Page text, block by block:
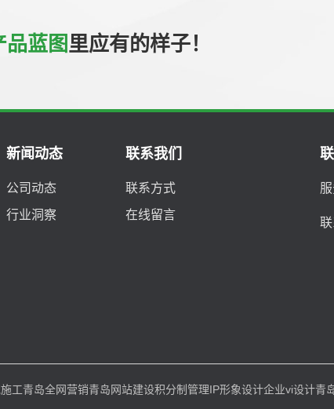
品蓝图 里应有的样子！
新闻动态
公司动态
行业洞察
联系我们
联系方式
在线留言
工青岛全网营销青岛网站建设积分制管理IP形象设计企业vi设计青